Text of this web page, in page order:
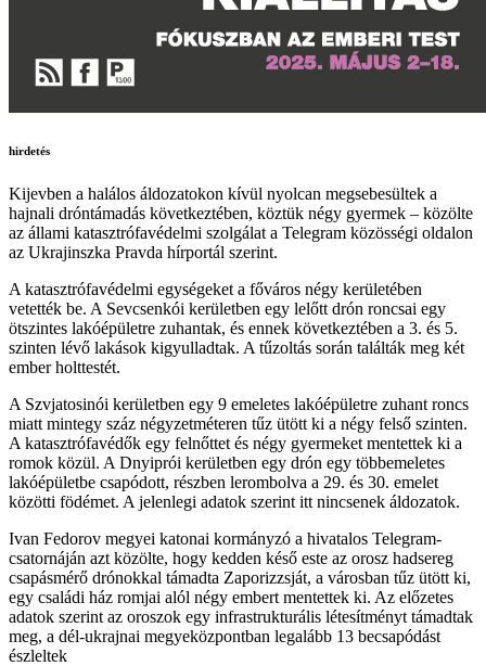
hirdetés
Kijevben a halálos áldozatokon kívül nyolcan megsebesültek a
hajnali dróntámadás következtében, köztük négy gyermek – közölte
az állami katasztrófavédelmi szolgálat a Telegram közösségi oldalon
az Ukrajinszka Pravda hírportál szerint.
A katasztrófavédelmi egységeket a főváros négy kerületében
vetették be. A Sevcsenkói kerületben egy lelőtt drón roncsai egy
ötszintes lakóépületre zuhantak, és ennek következtében a 3. és 5.
szinten lévő lakások kigyulladtak. A tűzoltás során találták meg két
ember holttestét.
A Szvjatosinói kerületben egy 9 emeletes lakóépületre zuhant roncs
miatt mintegy száz négyzetméteren tűz ütött ki a négy felső szinten.
A katasztrófavédők egy felnőttet és négy gyermeket mentettek ki a
romok közül. A Dnyiprói kerületben egy drón egy többemeletes
lakóépületbe csapódott, részben lerombolva a 29. és 30. emelet
közötti födémet. A jelenlegi adatok szerint itt nincsenek áldozatok.
Ivan Fedorov megyei katonai kormányzó a hivatalos Telegram-
csatornáján azt közölte, hogy kedden késő este az orosz hadsereg
csapásmérő drónokkal támadta Zaporizzsját, a városban tűz ütött ki,
egy családi ház romjai alól négy embert mentettek ki. Az előzetes
adatok szerint az oroszok egy infrastrukturális létesítményt támadtak
meg, a dél-ukrajnai megyeközpontban legalább 13 becsapódást
észleltek